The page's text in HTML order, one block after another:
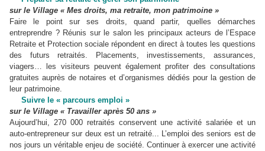
sur le Village « Mes droits, ma retraite, mon patrimoine »
Faire le point sur ses droits, quand partir, quelles démarches
entreprendre ? Réunis sur le salon les principaux acteurs de l’Espace
Retraite et Protection sociale répondent en direct à toutes les questions
des futurs retraités. Placements, investissements, assurances,
viagers… les visiteurs peuvent également profiter des consultations
gratuites auprès de notaires et d’organismes dédiés pour la gestion de
leur patrimoine.
Suivre le « parcours emploi »
sur le Village « Travailler après 50 ans »
Aujourd’hui, 270 000 retraités conservent une activité salariée et un
auto-entrepreneur sur deux est un retraité... L’emploi des seniors est de
nos jours un véritable enjeu de société. Continuer à exercer une activité